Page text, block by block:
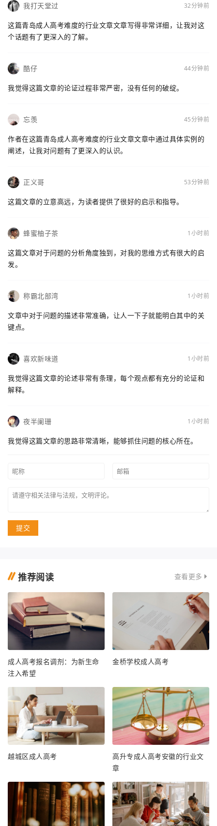
我打天堂过 32分钟前
这篇青岛成人高考难度的行业文章文章写得非常详细，让我对这
个话题有了更深入的了解。
酷仔 44分钟前
我觉得这篇文章的论证过程非常严密，没有任何的破绽。
忘羡 45分钟前
作者在这篇青岛成人高考难度的行业文章文章中通过具体实例的
阐述，让我对问题有了更深入的认识。
正义哥 53分钟前
这篇文章的立意高远，为读者提供了很好的启示和指导。
蜂蜜柚子茶 1小时前
这篇文章对于问题的分析角度独到，对我的思维方式有很大的启
发。
称霸北部湾 1小时前
文章中对于问题的描述非常准确，让人一下子就能明白其中的关
键点。
喜欢新味道 1小时前
我觉得这篇文章的论述非常有条理，每个观点都有充分的论证和
解释。
夜半阑珊 1小时前
我觉得这篇文章的思路非常清晰，能够抓住问题的核心所在。
提交
推荐阅读 查看更多
成人高考报名调剂：为新生命
注入希望
金桥学校成人高考
越城区成人高考
高升专成人高考安徽的行业文
章